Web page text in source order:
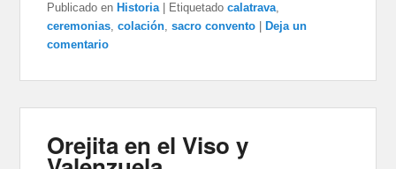
Publicado en Historia Etiquetado calatrava,
ceremonias,colación,sacro convento
Deja un
comentario
Orejita en el Viso y